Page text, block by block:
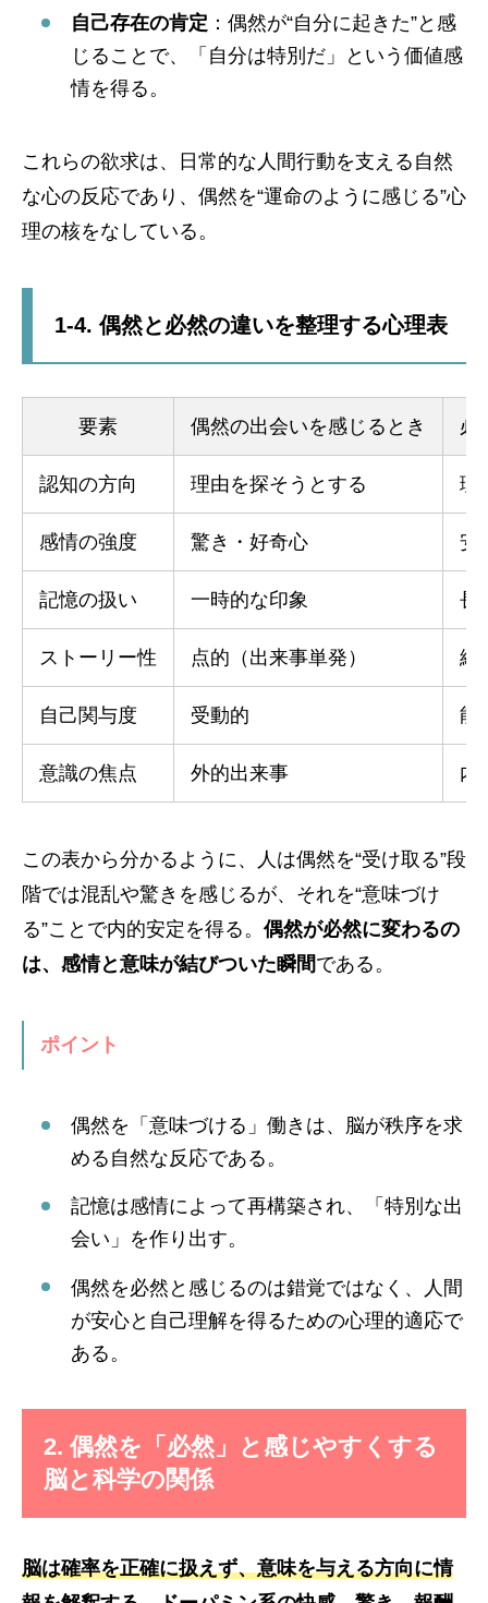
自己存在の肯定 ：偶然が“自分に起きた”と感
じることで、「自分は特別だ」という価値感
情を得る。
これらの欲求は、日常的な人間行動を支える自然
な心の反応であり、偶然を“運命のように感じる”心
理の核をなしている。
1-4. 偶然と必然の違いを整理する心理表
要素 偶然の出会いを感じるとき 必
認知の方向 理由を探そうとする 理
感情の強度 驚き・好奇心 安
記憶の扱い 一時的な印象 長
ストーリー性 点的（出来事単発） 線
自己関与度 受動的 能
意識の焦点 外的出来事 内
この表から分かるように、人は偶然を“受け取る”段
階では混乱や驚きを感じるが、それを“意味づけ
る”ことで内的安定を得る。 偶然が必然に変わるの
は、感情と意味が結びついた瞬間である。
ポイント
偶然を「意味づける」働きは、脳が秩序を求
める自然な反応である。
記憶は感情によって再構築され、「特別な出
会い」を作り出す。
偶然を必然と感じるのは錯覚ではなく、人間
が安心と自己理解を得るための心理的適応で
ある。
2. 偶然を「必然」と感じやすくする
脳と科学の関係
脳は確率を正確に扱えず、意味を与える方向に情